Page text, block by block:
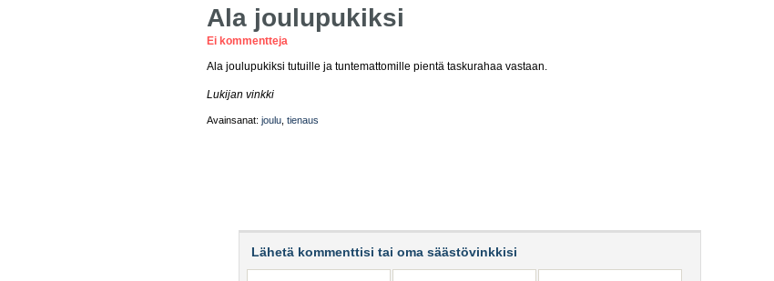
Ala joulupukiksi
Ei kommentteja
Ala joulupukiksi tutuille ja tuntemattomille pientä taskurahaa vastaan.
Lukijan vinkki
Avainsanat: joulu tienaus
Lähetä kommenttisi tai oma säästövinkkisi